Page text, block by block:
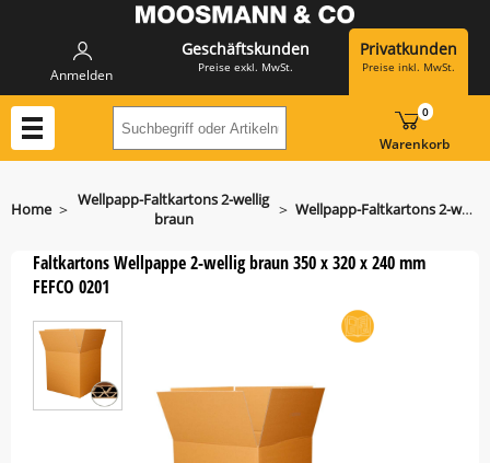
Anmelden
Geschäftskunden
Preise exkl. MwSt.
Privatkunden
Preise inkl. MwSt.
Suchbegriff oder Artikelnummer hier
Warenkorb
0
Home > Wellpapp-Faltkartons 2-wellig
braun
> Wellpapp-Faltkartons 2-wellig 350 x 320 x 240 mm
Faltkartons Wellpappe 2-wellig braun 350 x 320 x 240 mm
FEFCO 0201